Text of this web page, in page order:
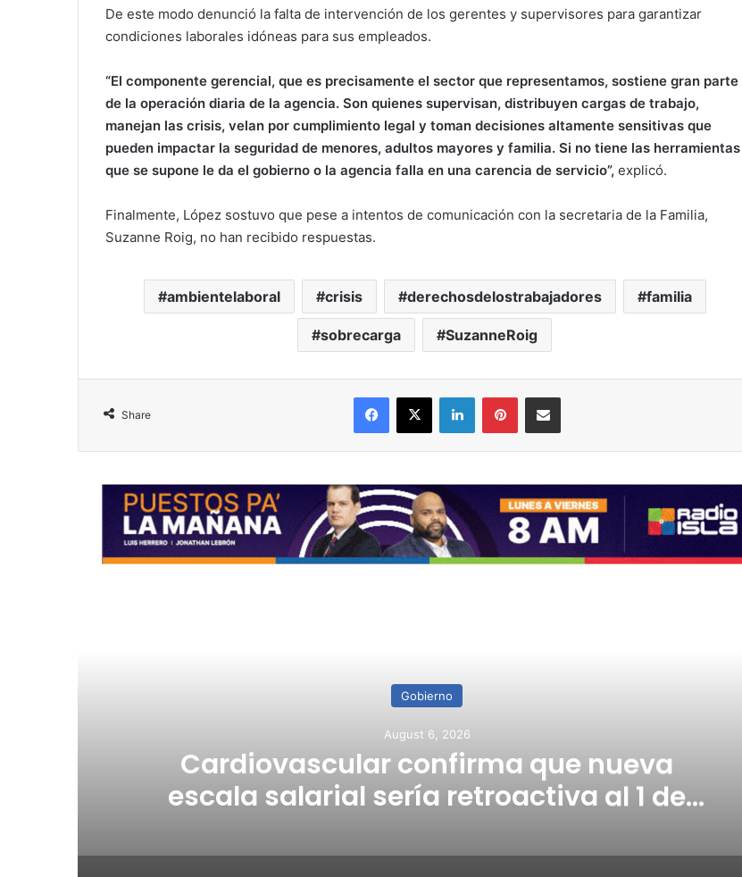
De este modo denunció la falta de intervención de los gerentes y supervisores para garantizar
condiciones laborales idóneas para sus empleados.
“El componente gerencial, que es precisamente el sector que representamos, sostiene gran parte
de la operación diaria de la agencia. Son quienes supervisan, distribuyen cargas de trabajo,
manejan las crisis, velan por cumplimiento legal y toman decisiones altamente sensitivas que
pueden impactar la seguridad de menores, adultos mayores y familia. Si no tiene las herramientas
que se supone le da el gobierno o la agencia falla en una carencia de servicio”, explicó.
Finalmente, López sostuvo que pese a intentos de comunicación con la secretaria de la Familia,
Suzanne Roig, no han recibido respuestas.
ambientelaboral crisis derechosdelostrabajadores familia
sobrecarga SuzanneRoig
Share
Facebook
X LinkedInPinterestShare via Email
Gobierno
August 6, 2026
Cardiovascular confirma que nueva
escala salarial sería retroactiva al 1 de